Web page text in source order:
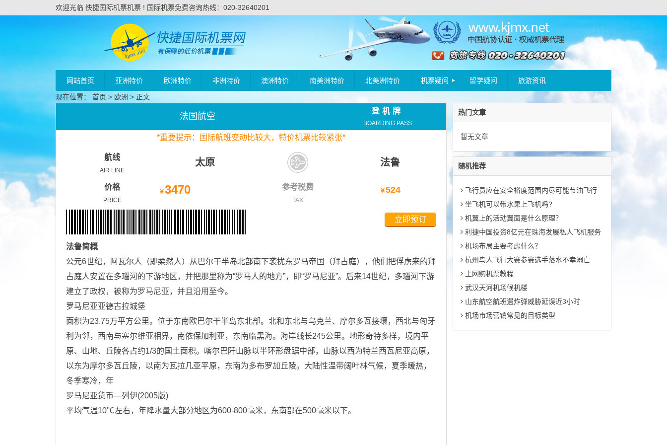
欢迎光临 快捷国际机票机票 ! 国际机票免费咨询热线：020-32640201
网站首页 亚洲特价 欧洲特价 非洲特价 澳洲特价 南美洲特价 北美洲特价 机票疑问 留学疑问 旅游资讯
现在位置： 首页 > 欧洲 > 正文
法国航空
登机牌
BOARDING PASS
*重要提示：国际航班变动比较大，特价机票比较紧张*
航线
AIR LINE
太原 法鲁
价格
PRICE
￥3470 参考税费
TAX
￥524
立即预订
法鲁简概
公元6世纪，阿瓦尔人（即柔然人）从巴尔干半岛北部南下袭扰东罗马帝国（拜占庭），他们把俘虏来的拜
占庭人安置在多瑙河的下游地区，并把那里称为“罗马人的地方”，即“罗马尼亚”。后来14世纪，多瑙河下游
建立了政权，被称为罗马尼亚，并且沿用至今。
罗马尼亚亚德古拉城堡
面积为23.75万平方公里。位于东南欧巴尔干半岛东北部。北和东北与乌克兰、摩尔多瓦接壤，西北与匈牙
利为邻，西南与塞尔维亚相界，南依保加利亚，东南临黑海。海岸线长245公里。地形奇特多样，境内平
原、山地、丘陵各占约1/3的国土面积。喀尔巴阡山脉以半环形盘踞中部，山脉以西为特兰西瓦尼亚高原，
以东为摩尔多瓦丘陵，以南为瓦拉几亚平原，东南为多布罗加丘陵。大陆性温带阔叶林气候，夏季暖热，
冬季寒冷，年
罗马尼亚货币—列伊(2005版)
平均气温10℃左右，年降水量大部分地区为600-800毫米，东南部在500毫米以下。
热门文章
暂无文章
随机推荐
飞行员应在安全裕度范围内尽可能节油飞行
坐飞机可以带水果上飞机吗?
机翼上的活动翼面是什么原理？
利捷中国投资8亿元在珠海发展私人飞机服务
机场布局主要考虑什么？
杭州鸟人飞行大赛参赛选手落水不幸溺亡
上网购机票教程
武汉天河机场候机楼
山东航空航班遇炸弹威胁延误近3小时
机场市场营销常见的目标类型